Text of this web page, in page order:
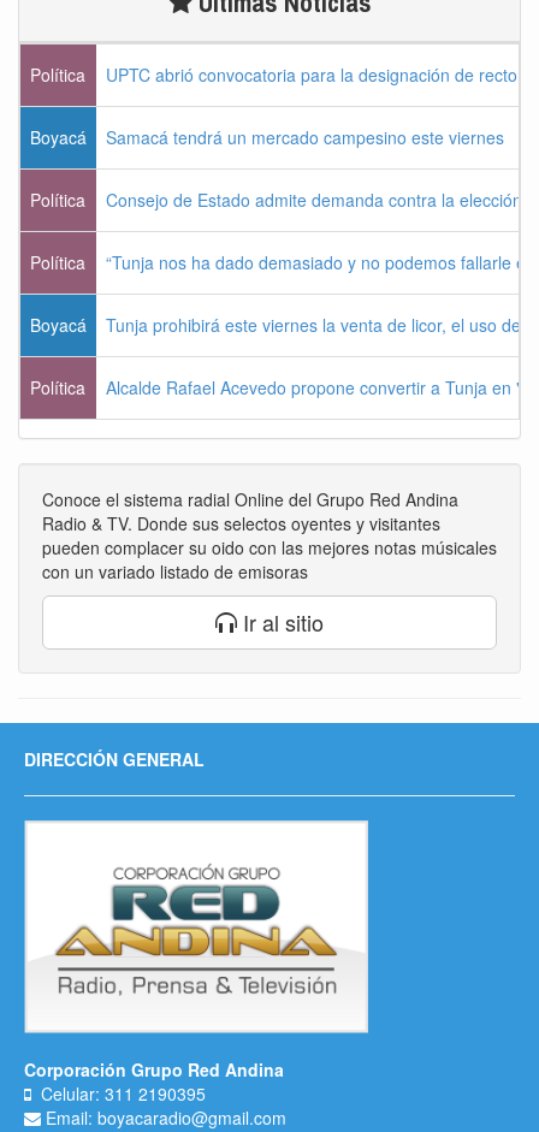
Política UPTC abrió convocatoria para la designación de rector
Boyacá Samacá tendrá un mercado campesino este viernes
Política Consejo de Estado admite demanda contra la elección
Política “Tunja nos ha dado demasiado y no podemos fallarle
Boyacá Tunja prohibirá este viernes la venta de licor, el uso de
Política Alcalde Rafael Acevedo propone convertir a Tunja en
Conoce el sistema radial Online del Grupo Red Andina
Radio & TV. Donde sus selectos oyentes y visitantes
pueden complacer su oido con las mejores notas músicales
con un variado listado de emisoras
Ir al sitio
DIRECCIÓN GENERAL
Corporación Grupo Red Andina
Celular: 311 2190395
Email: boyacaradio@gmail.com